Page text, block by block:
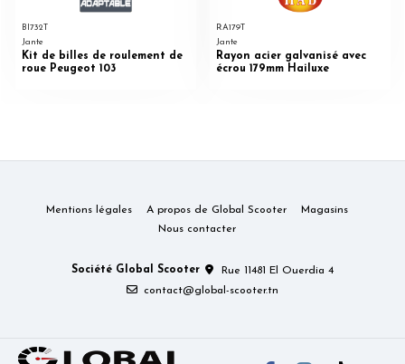
BI732T
Jante
Kit de billes de roulement de
roue Peugeot 103
RA179T
Jante
Rayon acier galvanisé avec
écrou 179mm Hailuxe
Mentions légales A propos de Global Scooter
Magasins
Nous contacter
Société Global Scooter
Rue 11481 El Ouerdia 4
contact@global-scooter.tn